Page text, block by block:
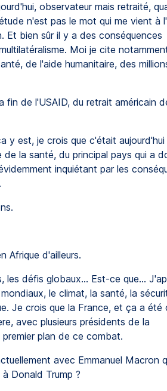
observateur mais retraité,
n'est pas le mot qui me vient à
bien sûr il y a des conséquences
Moi je cite
de l'aide humanitaire, des
fin de l'USAID, du retrait américain
y est, je crois que c'était aujourd'hui
la santé, du principal pays qui a
inquiétant par les
Afrique d'ailleurs.
les défis globaux... Est-ce que...
le climat, la santé, la
Je crois que la France, et ça a été
avec plusieurs présidents de la
plan de ce combat.
avec Emmanuel Macron
Donald Trump ?